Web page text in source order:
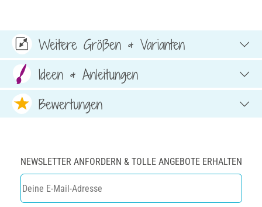
Weitere Größen & Varianten
Ideen & Anleitungen
Bewertungen
NEWSLETTER ANFORDERN & TOLLE ANGEBOTE ERHALTEN